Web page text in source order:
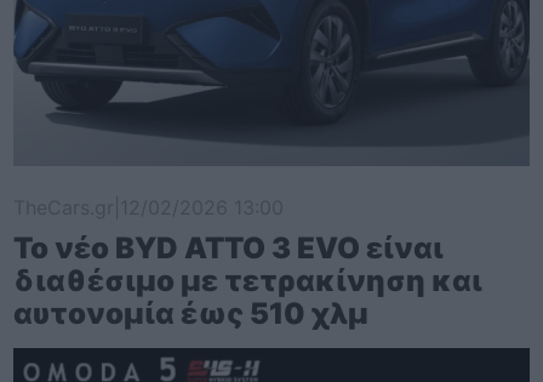
Το νέο BYD ATTO 3 EVO είναι
διαθέσιμο με τετρακίνηση και
αυτονομία έως 510 χλμ